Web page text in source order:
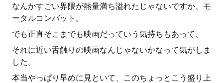
なんかすごい界隈が熱量満ち溢れたじゃないですか、モ
ータルコンバット。
でも正直そこまでも映画だっていう気持ちもあって、
それに近い舌触りの映画なんじゃないかなって気がしま
した。
本当やっぱり早めに見といて、このちょっとこう盛り上